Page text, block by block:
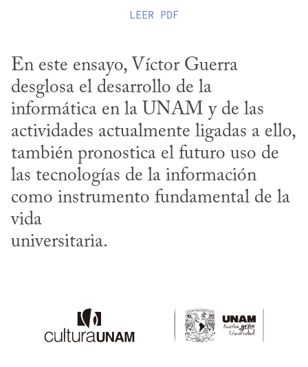
LEER PDF
En este ensayo, Víctor Guerra
desglosa el desarrollo de la
informática en la UNAM y de las
actividades actualmente ligadas a ello,
también pronostica el futuro uso de
las tecnologías de la información
como instrumento fundamental de la
vida
universitaria.